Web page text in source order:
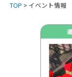
TOP > イベント情報